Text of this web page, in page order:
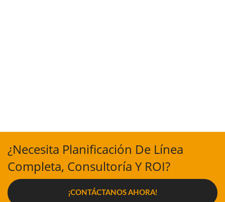
¿Necesita Planificación De Línea
Completa, Consultoría Y ROI?
¡CONTÁCTANOS AHORA!